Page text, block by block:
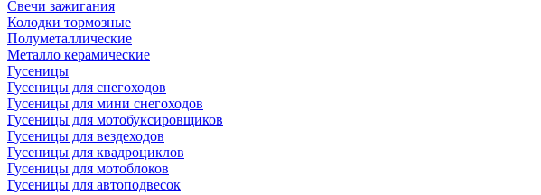
Свечи зажигания
Колодки тормозные
Полуметаллические
Металло керамические
Гусеницы
Гусеницы для снегоходов
Гусеницы для мини снегоходов
Гусеницы для мотобуксировщиков
Гусеницы для вездеходов
Гусеницы для квадроциклов
Гусеницы для мотоблоков
Гусеницы для автоподвесок